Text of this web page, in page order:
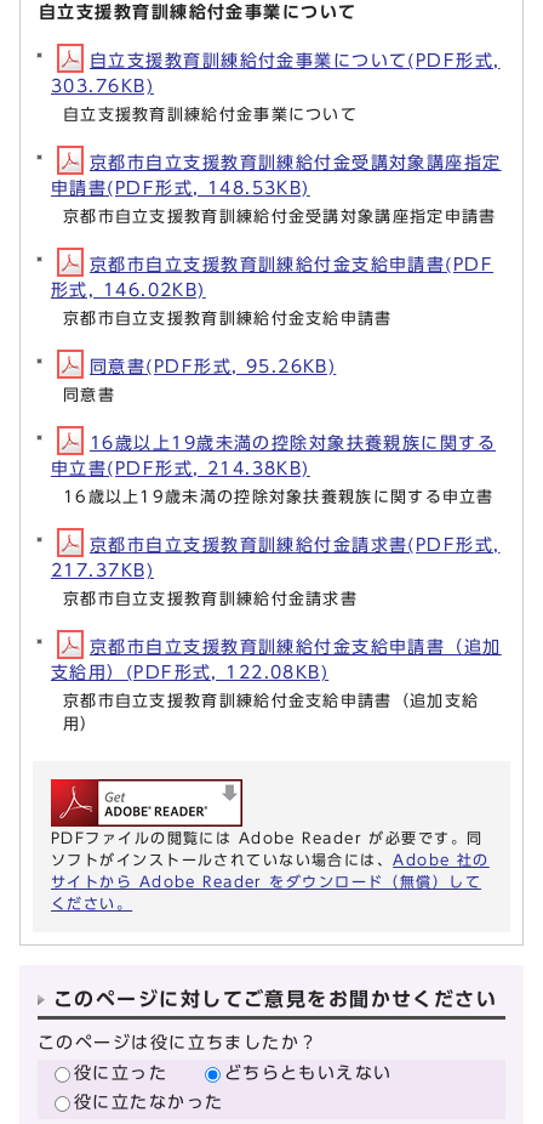
自立支援教育訓練給付金事業について
自立支援教育訓練給付金事業について(PDF形式,
303.76KB)
自立支援教育訓練給付金事業について
京都市自立支援教育訓練給付金受講対象講座指定
申請書(PDF形式, 148.53KB)
京都市自立支援教育訓練給付金受講対象講座指定申請書
京都市自立支援教育訓練給付金支給申請書(PDF
形式, 146.02KB)
京都市自立支援教育訓練給付金支給申請書
同意書(PDF形式, 95.26KB)
同意書
16歳以上19歳未満の控除対象扶養親族に関する
申立書(PDF形式, 214.38KB)
16歳以上19歳未満の控除対象扶養親族に関する申立書
京都市自立支援教育訓練給付金請求書(PDF形式,
217.37KB)
京都市自立支援教育訓練給付金請求書
京都市自立支援教育訓練給付金支給申請書（追加
支給用）(PDF形式, 122.08KB)
京都市自立支援教育訓練給付金支給申請書（追加支給
用）
PDFファイルの閲覧には Adobe Reader が必要です。同
ソフトがインストールされていない場合には、 Adobe 社の
サイトから Adobe Reader をダウンロード（無償）して
ください。
このページに対してご意見をお聞かせください
このページは役に立ちましたか？
役に立った
どちらともいえない
役に立たなかった